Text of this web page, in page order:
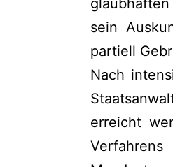
sein
partiell
Nach
erreicht